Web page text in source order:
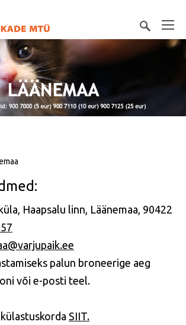
Haapsalu linn, Läänemaa, 90422
palun broneerige aeg
või e-posti teel.
SIIT.